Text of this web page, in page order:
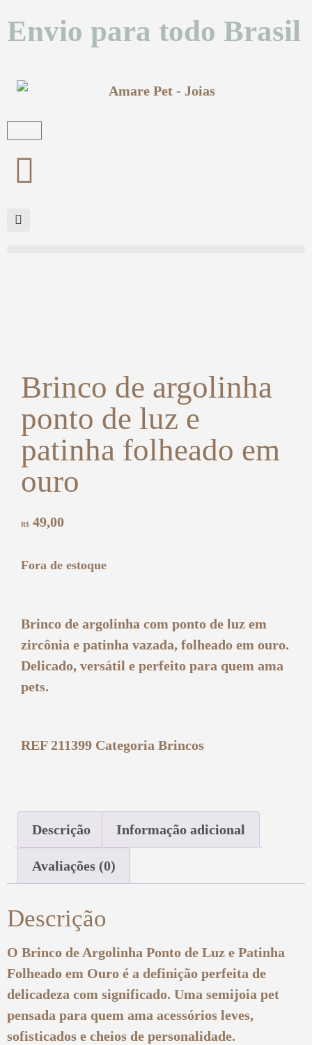
Envio para todo Brasil
Brinco de argolinha
ponto de luz e
patinha folheado em
ouro
R$ 49,00
Fora de estoque
Brinco de argolinha com ponto de luz em
zircônia e patinha vazada, folheado em ouro.
Delicado, versátil e perfeito para quem ama
pets.
REF 211399 Categoria Brincos
Descrição Informação adicional
Avaliações (0)
Descrição
O Brinco de Argolinha Ponto de Luz e Patinha
Folheado em Ouro é a definição perfeita de
delicadeza com significado. Uma semijoia pet
pensada para quem ama acessórios leves,
sofisticados e cheios de personalidade.